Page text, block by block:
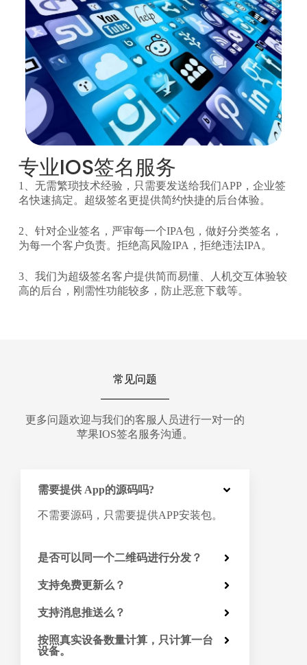
专业IOS签名服务
1、无需繁琐技术经验，只需要发送给我们APP，企业签
名快速搞定。超级签名更提供简约快捷的后台体验。
2、针对企业签名，严审每一个IPA包，做好分类签名，
为每一个客户负责。拒绝高风险IPA，拒绝违法IPA。
3、我们为超级签名客户提供简而易懂、人机交互体验较
高的后台，刚需性功能较多，防止恶意下载等。
常见问题
更多问题欢迎与我们的客服人员进行一对一的
苹果IOS签名服务沟通。
需要提供 App的源码吗?
不需要源码，只需要提供APP安装包。
是否可以同一个二维码进行分发？
支持免费更新么？
支持消息推送么？
按照真实设备数量计算，只计算一台
设备。